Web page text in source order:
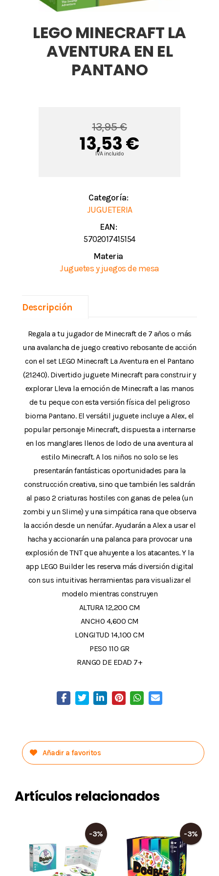
LEGO MINECRAFT LA
AVENTURA EN EL
PANTANO
13,95 €
13,53 €
IVA incluido
Categoría:
JUGUETERIA
EAN:
5702017415154
Materia
Juguetes y juegos de mesa
Descripción
Regala a tu jugador de Minecraft de 7 años o más
una avalancha de juego creativo rebosante de acción
con el set LEGO Minecraft La Aventura en el Pantano
(21240). Divertido juguete Minecraft para construir y
explorar Lleva la emoción de Minecraft a las manos
de tu peque con esta versión física del peligroso
bioma Pantano. El versátil juguete incluye a Alex, el
popular personaje Minecraft, dispuesta a internarse
en los manglares llenos de lodo de una aventura al
estilo Minecraft. A los niños no solo se les
presentarán fantásticas oportunidades para la
construcción creativa, sino que también les saldrán
al paso 2 criaturas hostiles con ganas de pelea (un
zombi y un Slime) y una simpática rana que observa
la acción desde un nenúfar. Ayudarán a Alex a usar el
hacha y accionarán una palanca para provocar una
explosión de TNT que ahuyente a los atacantes. Y la
app LEGO Builder les reserva más diversión digital
con sus intuitivas herramientas para visualizar el
modelo mientras construyen
ALTURA 12,200 CM
ANCHO 4,600 CM
LONGITUD 14,100 CM
PESO 110 GR
RANGO DE EDAD 7+
Añadir a favoritos
Artículos relacionados
-3% -3%